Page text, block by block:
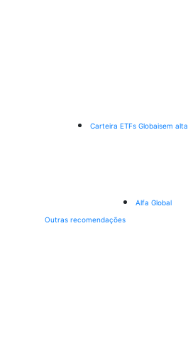
Carteira ETFs Globaisem alta
Alfa Global
Outras recomendações